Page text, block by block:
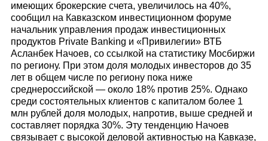
имеющих брокерские счета, увеличилось на 40%,
сообщил на Кавказском инвестиционном форуме
начальник управления продаж инвестиционных
продуктов Private Banking и «Привилегии» ВТБ
Асланбек Начоев, со ссылкой на статистику Мосбиржи
по региону. При этом доля молодых инвесторов до 35
лет в общем числе по региону пока ниже
среднероссийской — около 18% против 25%. Однако
среди состоятельных клиентов с капиталом более 1
млн рублей доля молодых, напротив, выше средней и
составляет порядка 30%. Эту тенденцию Начоев
связывает с высокой деловой активностью на Кавказе,